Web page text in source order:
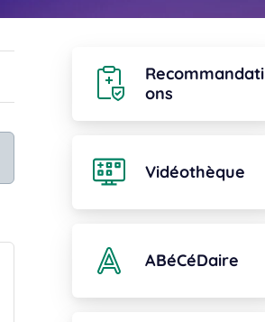
Recommandati
ons
Vidéothèque
ABéCéDaire